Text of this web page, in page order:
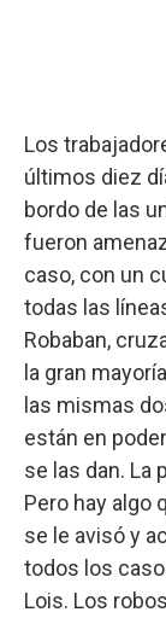
Los
últimos diez
bordo de las
fueron
caso, con un
todas las
Robaban,
la gran
las mismas
están en
se las dan. La
Pero hay algo
se le avisó y
todos los
Lois. Los